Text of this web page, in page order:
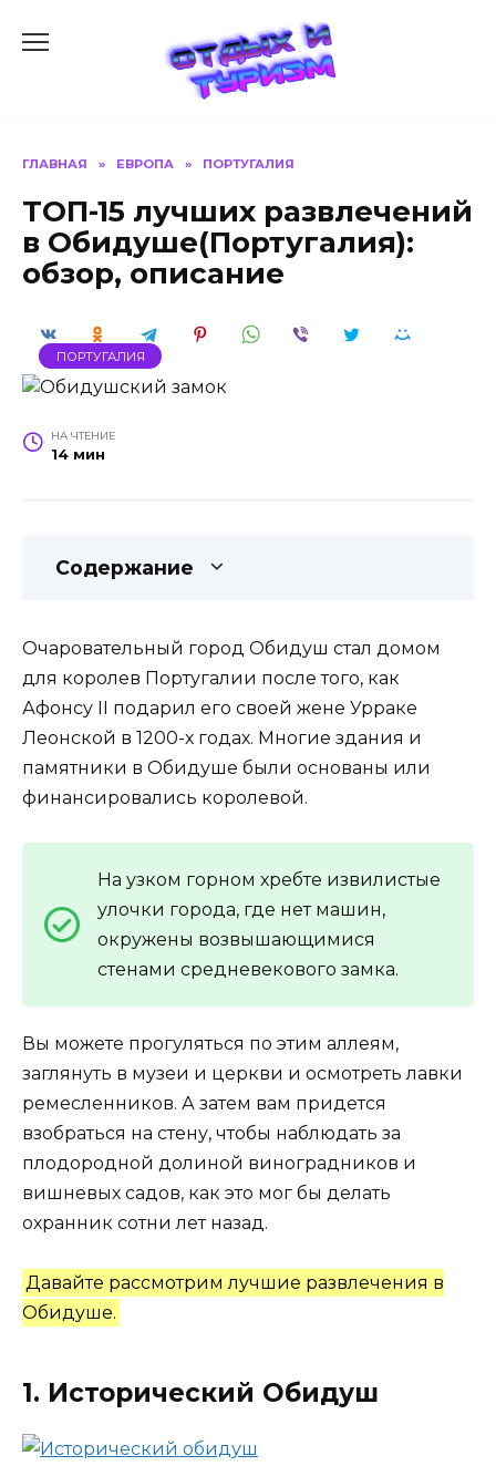
ГЛАВНАЯ » ЕВРОПА » ПОРТУГАЛИЯ
ТОП-15 лучших развлечений
в Обидуше(Португалия):
обзор, описание
ПОРТУГАЛИЯ
НА ЧТЕНИЕ
14 мин
Содержание
Очаровательный город Обидуш стал домом
для королев Португалии после того, как
Афонсу II подарил его своей жене Урраке
Леонской в 1200-х годах. Многие здания и
памятники в Обидуше были основаны или
финансировались королевой.
На узком горном хребте извилистые
улочки города, где нет машин,
окружены возвышающимися
стенами средневекового замка.
Вы можете прогуляться по этим аллеям,
заглянуть в музеи и церкви и осмотреть лавки
ремесленников. А затем вам придется
взобраться на стену, чтобы наблюдать за
плодородной долиной виноградников и
вишневых садов, как это мог бы делать
охранник сотни лет назад.
Давайте рассмотрим лучшие развлечения в
Обидуше.
1. Исторический Обидуш